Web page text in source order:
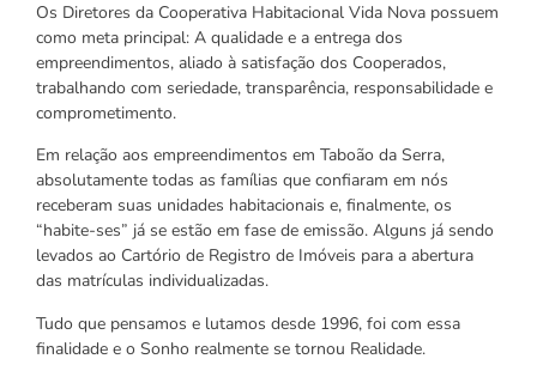
Os Diretores da Cooperativa Habitacional Vida Nova possuem
como meta principal: A qualidade e a entrega dos
empreendimentos, aliado à satisfação dos Cooperados,
trabalhando com seriedade, transparência, responsabilidade e
comprometimento.
Em relação aos empreendimentos em Taboão da Serra,
absolutamente todas as famílias que confiaram em nós
receberam suas unidades habitacionais e, finalmente, os
“habite-ses” já se estão em fase de emissão. Alguns já sendo
levados ao Cartório de Registro de Imóveis para a abertura
das matrículas individualizadas.
Tudo que pensamos e lutamos desde 1996, foi com essa
finalidade e o Sonho realmente se tornou Realidade.